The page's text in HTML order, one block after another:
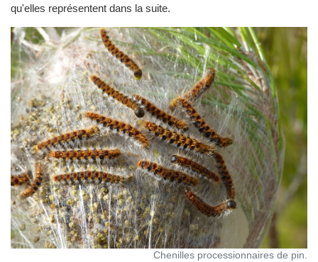
qu'elles représentent dans la suite.
Chenilles processionnaires de pin.